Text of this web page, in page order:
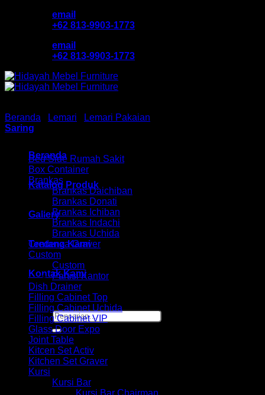
email
+62 813-9903-1773
email
+62 813-9903-1773
Beranda
Katalog Produk
Gallery
Tentang Kami
Kontak Kami
Pencarian
untuk:
Beranda Lemari Lemari Pakaian
Saring
Bed Side Rumah Sakit
Box Container
Brankas
Brankas Daichiban
Brankas Donati
Brankas Ichiban
Brankas Indachi
Brankas Uchida
Credenza Graver
Custom
Custom
Partisi Kantor
Dish Drainer
Filling Cabinet Top
Filling Cabinet Uchida
Filling Cabinet VIP
Glass Door Expo
Joint Table
Kitcen Set Activ
Kitchen Set Graver
Kursi
Kursi Bar
Kursi Bar Chairman